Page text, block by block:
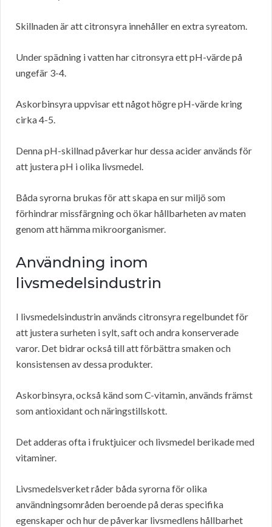
Skillnaden är att citronsyra innehåller en extra syreatom.
Under spädning i vatten har citronsyra ett pH-värde på
ungefär 3-4.
Askorbinsyra uppvisar ett något högre pH-värde kring
cirka 4-5.
Denna pH-skillnad påverkar hur dessa acider används för
att justera pH i olika livsmedel.
Båda syrorna brukas för att skapa en sur miljö som
förhindrar missfärgning och ökar hållbarheten av maten
genom att hämma mikroorganismer.
Användning inom
livsmedelsindustrin
I livsmedelsindustrin används citronsyra regelbundet för
att justera surheten i sylt, saft och andra konserverade
varor. Det bidrar också till att förbättra smaken och
konsistensen av dessa produkter.
Askorbinsyra, också känd som C-vitamin, används främst
som antioxidant och näringstillskott.
Det adderas ofta i fruktjuicer och livsmedel berikade med
vitaminer.
Livsmedelsverket råder båda syrorna för olika
användningsområden beroende på deras specifika
egenskaper och hur de påverkar livsmedlens hållbarhet